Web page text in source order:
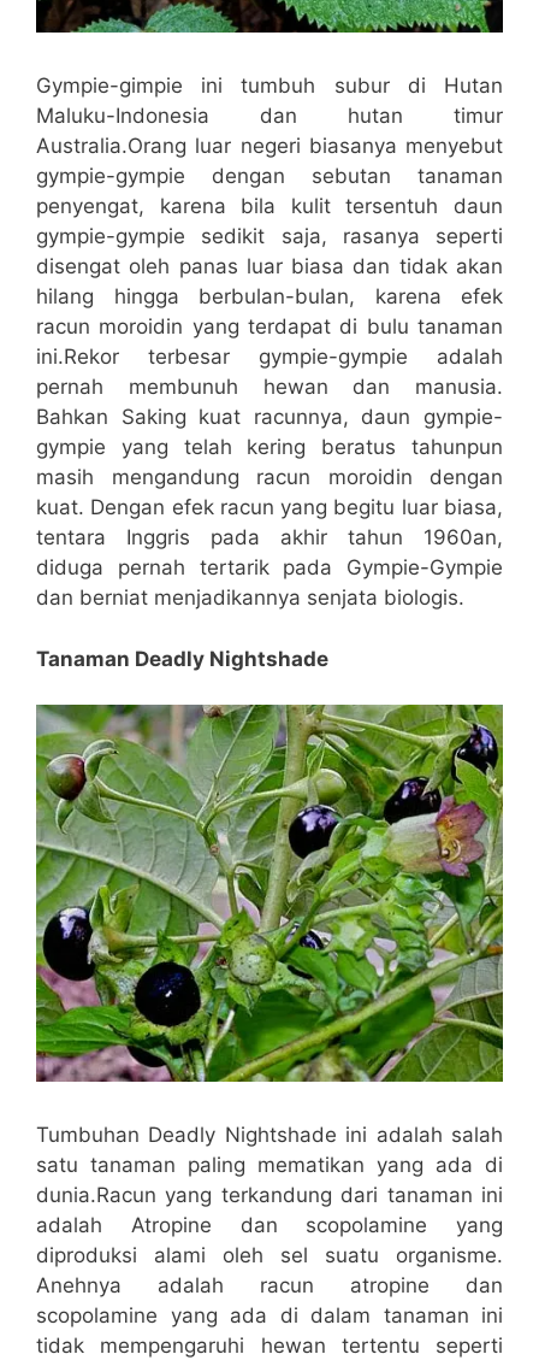
Gympie-gimpie ini tumbuh subur di Hutan
Maluku-Indonesia dan hutan timur
Australia.Orang luar negeri biasanya menyebut
gympie-gympie dengan sebutan tanaman
penyengat, karena bila kulit tersentuh daun
gympie-gympie sedikit saja, rasanya seperti
disengat oleh panas luar biasa dan tidak akan
hilang hingga berbulan-bulan, karena efek
racun moroidin yang terdapat di bulu tanaman
ini.Rekor terbesar gympie-gympie adalah
pernah membunuh hewan dan manusia.
Bahkan Saking kuat racunnya, daun gympie-
gympie yang telah kering beratus tahunpun
masih mengandung racun moroidin dengan
kuat. Dengan efek racun yang begitu luar biasa,
tentara Inggris pada akhir tahun 1960an,
diduga pernah tertarik pada Gympie-Gympie
dan berniat menjadikannya senjata biologis.
Tanaman Deadly Nightshade
Tumbuhan Deadly Nightshade ini adalah salah
satu tanaman paling mematikan yang ada di
dunia.Racun yang terkandung dari tanaman ini
adalah Atropine dan scopolamine yang
diproduksi alami oleh sel suatu organisme.
Anehnya adalah racun atropine dan
scopolamine yang ada di dalam tanaman ini
tidak mempengaruhi hewan tertentu seperti